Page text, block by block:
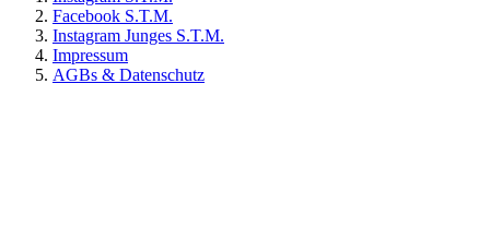
Facebook S.T.M.
Instagram Junges S.T.M.
Impressum
AGBs & Datenschutz